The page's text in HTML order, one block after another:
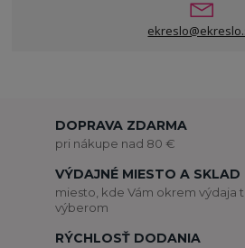
DOPRAVA ZDARMA
pri nákupe nad 80 €
VÝDAJNÉ MIESTO A SKLAD
miesto, kde Vám okrem výdaja
výberom
RÝCHLOSŤ DODANIA